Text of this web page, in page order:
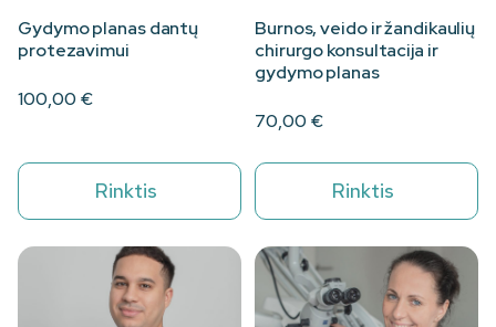
Gydymo planas dantų
protezavimui
100,00€
Rinktis
Burnos, veido ir žandikaulių
chirurgo konsultacija ir
gydymo planas
70,00€
Rinktis